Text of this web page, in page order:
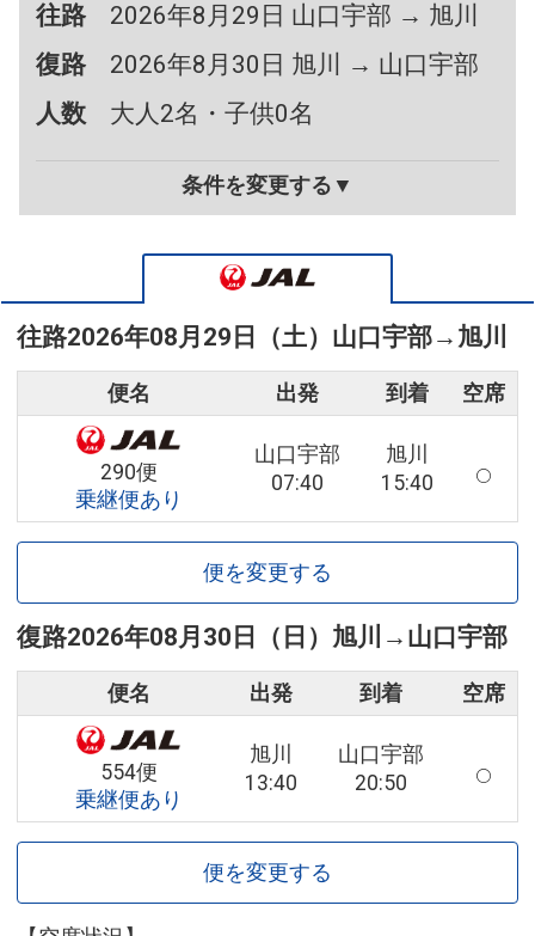
往路
2026年8月29日 山口宇部 → 旭川
復路
2026年8月30日 旭川 → 山口宇部
人数
大人2名・子供0名
条件を変更する▼
往路2026年08月29日（土） 山口宇部→ 旭川
便名 出発 到着 空席
290便
乗継便あり
山口宇部
07:40
旭川
15:40
便を変更する
復路2026年08月30日（日） 旭川 → 山口宇部
便名 出発 到着 空席
554便
乗継便あり
旭川
13:40
山口宇部
20:50
便を変更する